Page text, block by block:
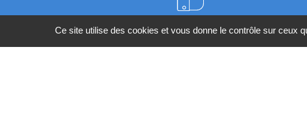
Meilleurs prix du web
Ce site utilise des cookies et vous donne le contrôle sur ceux